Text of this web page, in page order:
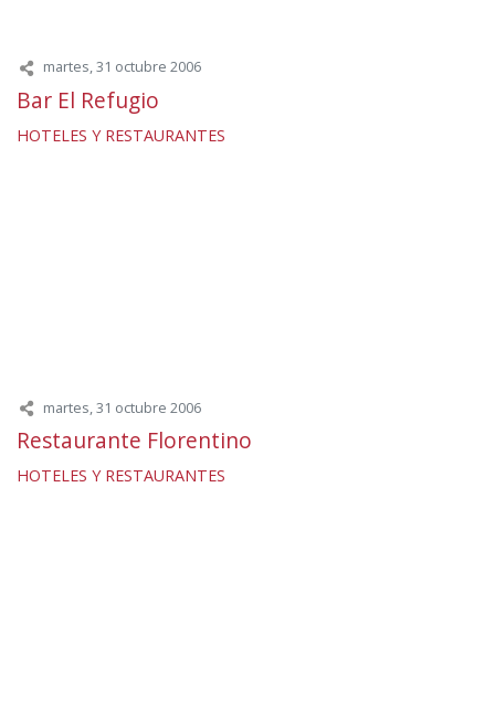
martes, 31 octubre 2006
Bar El Refugio
HOTELES Y RESTAURANTES
martes, 31 octubre 2006
Restaurante Florentino
HOTELES Y RESTAURANTES